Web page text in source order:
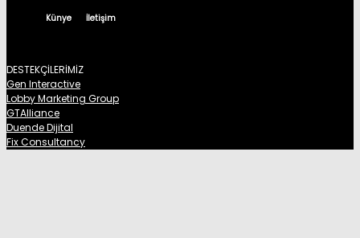
Künye İletişim
DESTEKÇİLERİMİZ
Gen Interactive
Lobby Marketing Group
GTAlliance
Duende Dijital
Fix Consultancy